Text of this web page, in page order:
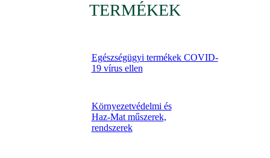
TERMÉKEK
Egészségügyi termékek COVID-
19 vírus ellen
Környezetvédelmi és
Haz-Mat műszerek,
rendszerek